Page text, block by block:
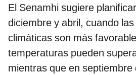
El Senamhi sugiere
diciembre y abril, cuando
climáticas son más
temperaturas pueden
mientras que en